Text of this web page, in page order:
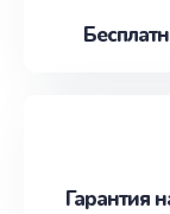
Гарантия